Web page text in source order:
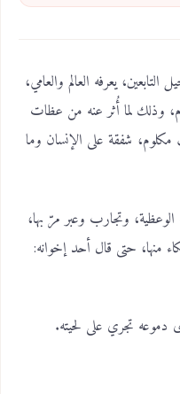
يعرفه العالم والعامي،
وذلك لما أُثر عنه من عظات
شفقة على الإنسان وما
الوعظية، وتجارب وعبر مرّ بها،
منها، حتى قال أحد إخوانه:
دموعه تجري على لحيته.